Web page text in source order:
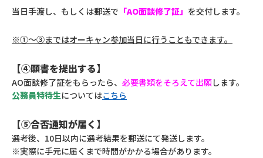
当日手渡し、もしくは郵送で 「AO面談修了証」 を交付します。
※①～③まではオーキャン参加当日に行うこともできます。
【④願書を提出する】
AO面談修了証をもらったら、 必要書類をそろえて出願します。
公務員特待生についてはこちら
【⑤合否通知が届く】
選考後、10日以内に選考結果を郵送にて発送します。
※実際に手元に届くまで時間がかかる場合があります。